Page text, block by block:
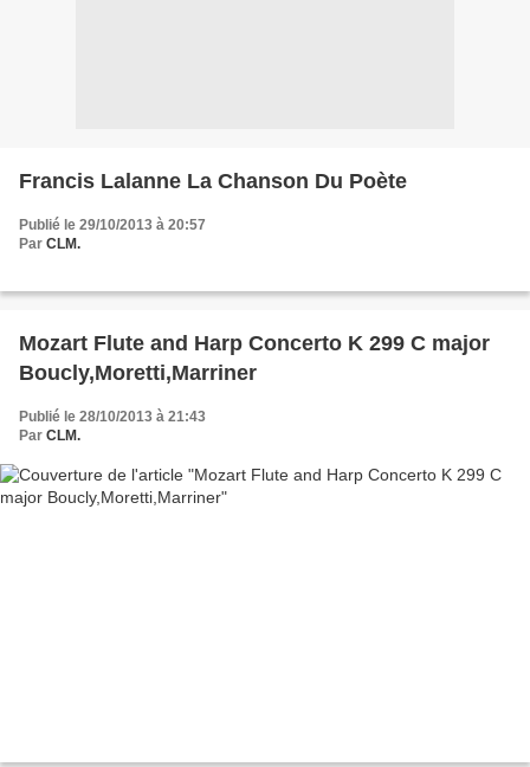
Francis Lalanne La Chanson Du Poète
Publié le 29/10/2013 à 20:57
Par CLM.
Mozart Flute and Harp Concerto K 299 C major
Boucly,Moretti,Marriner
Publié le 28/10/2013 à 21:43
Par CLM.